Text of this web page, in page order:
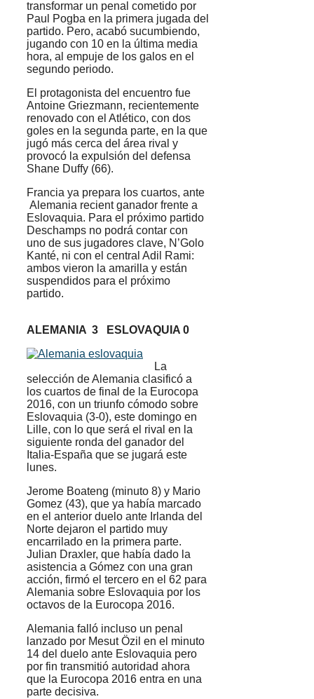
transformar un penal cometido por
Paul Pogba en la primera jugada del
partido. Pero, acabó sucumbiendo,
jugando con 10 en la última media
hora, al empuje de los galos en el
segundo periodo.
El protagonista del encuentro fue
Antoine Griezmann, recientemente
renovado con el Atlético, con dos
goles en la segunda parte, en la que
jugó más cerca del área rival y
provocó la expulsión del defensa
Shane Duffy (66).
Francia ya prepara los cuartos, ante
Alemania recient ganador frente a
Eslovaquia. Para el próximo partido
Deschamps no podrá contar con
uno de sus jugadores clave, N’Golo
Kanté, ni con el central Adil Rami:
ambos vieron la amarilla y están
suspendidos para el próximo
partido.
ALEMANIA 3 ESLOVAQUIA 0
La
selección de Alemania clasificó a
los cuartos de final de la Eurocopa
2016, con un triunfo cómodo sobre
Eslovaquia (3-0), este domingo en
Lille, con lo que será el rival en la
siguiente ronda del ganador del
Italia-España que se jugará este
lunes.
Jerome Boateng (minuto 8) y Mario
Gomez (43), que ya había marcado
en el anterior duelo ante Irlanda del
Norte dejaron el partido muy
encarrilado en la primera parte.
Julian Draxler, que había dado la
asistencia a Gómez con una gran
acción, firmó el tercero en el 62 para
Alemania sobre Eslovaquia por los
octavos de la Eurocopa 2016.
Alemania falló incluso un penal
lanzado por Mesut Özil en el minuto
14 del duelo ante Eslovaquia pero
por fin transmitió autoridad ahora
que la Eurocopa 2016 entra en una
parte decisiva.